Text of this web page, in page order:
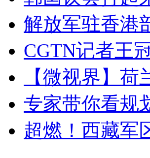
解放军驻香港
CGTN记者王
【微视界】
专家带你看规
超燃！西藏军